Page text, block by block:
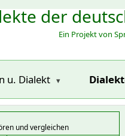
der
Ein Projekt von
u. Dialekt
und vergleichen